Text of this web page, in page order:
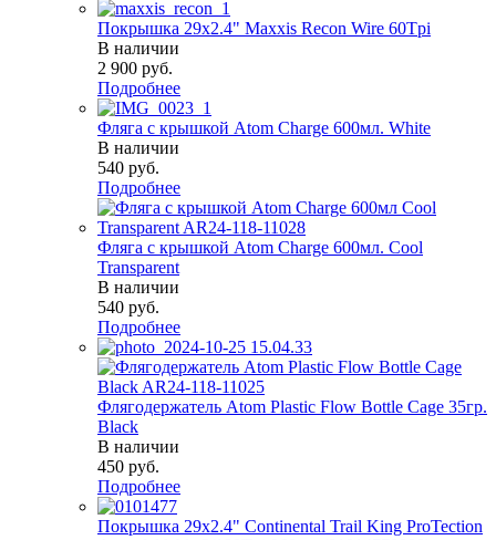
Покрышка 29x2.4" Maxxis Recon Wire 60Tpi
В наличии
2 900 руб.
Подробнее
Фляга с крышкой Atom Charge 600мл. White
В наличии
540 руб.
Подробнее
Фляга с крышкой Atom Charge 600мл. Cool
Transparent
В наличии
540 руб.
Подробнее
Флягодержатель Atom Plastic Flow Bottle Cage 35гр.
Black
В наличии
450 руб.
Подробнее
Покрышка 29x2.4" Continental Trail King ProTection